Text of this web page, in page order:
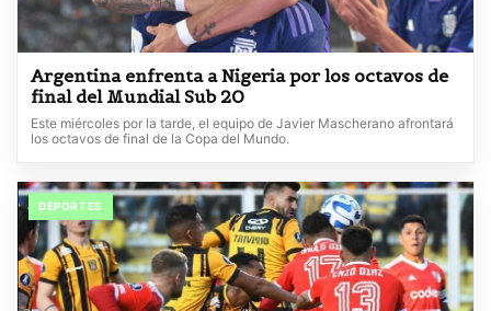
Argentina enfrenta a Nigeria por los octavos de
final del Mundial Sub 20
Este miércoles por la tarde, el equipo de Javier Mascherano afrontará
los octavos de final de la Copa del Mundo.
DEPORTES